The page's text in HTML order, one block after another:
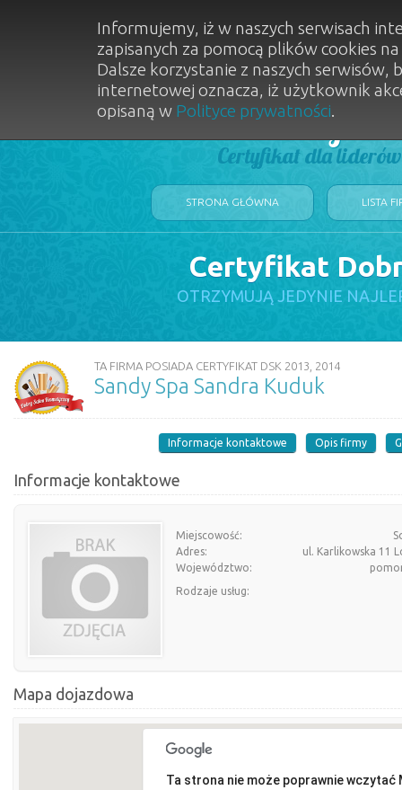
Dobry
Certyfikat dla
STRONA GŁÓWNA LISTA
Certyfikat
OTRZYMUJĄ JEDYNIE
TA FIRMA POSIADA CERTYFIKAT DSK 2013, 2014
Sandy Spa Sandra Kuduk
Informacje kontaktowe Opis firmy
Informacje kontaktowe
Miejscowość:
Adres:
ul. Karlikowska 11
Województwo:
Rodzaje usług:
Mapa dojazdowa
Ta strona nie może poprawnie wczytać
Informujemy, iż w naszych serwisach
zapisanych za pomocą plików cookies
Dalsze korzystanie z naszych
internetowej oznacza, iż użytkownik
opisaną w Polityce prywatności.